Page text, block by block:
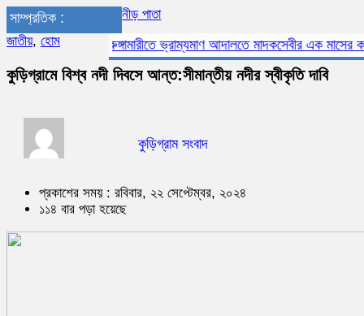
সাম্প্রতিক :
ভূরুঙ্গামারীতে ভ্রাম্যমাণ আদালতে মাদকসেবীর এক মাসের কারাদণ্ড
নীড় পাতা
জাতীয়, হোম
কুড়িগ্রামে বিশ্ব নদী দিবসে আন্ত:সীমান্তীয় নদীর স্বীকৃতি দাবি
কুড়িগ্রাম সংবাদ
প্রকাশের সময় : রবিবার, ২২ সেপ্টেম্বর, ২০২৪
১১৪ বার পড়া হয়েছে